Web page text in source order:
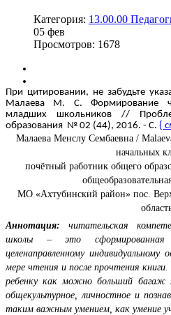
Категория: 13.00.00
05 фев
Просмотров: 1678
При цитировании, не забудьте
Малаева М. С. Формирование
младших школьников //
образования № 02 (44), 2016. - С. {
Малаева Менслу Сембаевна /
начальных
почётный работник общего
МО «Ахтубинский район» пос.
Аннотация: читательская
школы – это
целенаправленному
мере чтения и после прочтения
ребенку как можно больший багаж
общекультурное, личностное и
таким важным умением, как умение